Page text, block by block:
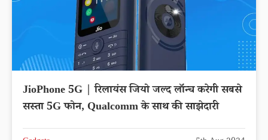
JioPhone 5G | रिलायंस जियो जल्द लॉन्च करेगी सबसे
सस्ता 5G फोन, Qualcomm के साथ की साझेदारी